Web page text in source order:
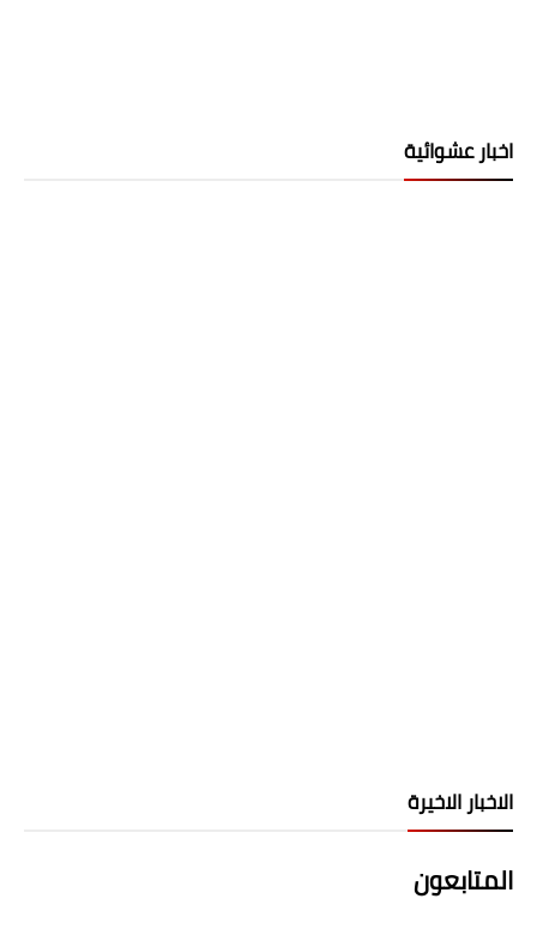
اخبار عشوائية
الاخبار الاخيرة
المتابعون